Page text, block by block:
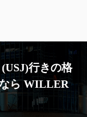
行きの格
ら WILLER